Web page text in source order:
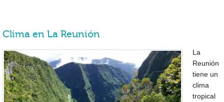
Clima en La Reunión
La
Reunión
tiene un
clima
tropical